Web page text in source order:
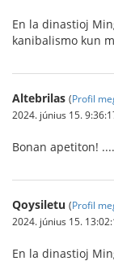
En la dinastioj
kanibalismo kun
Altebrilas (Profil
2024. június 15.
Bonan apetiton!
Qoysiletu (Profil
2024. június 15.
En la dinastioj